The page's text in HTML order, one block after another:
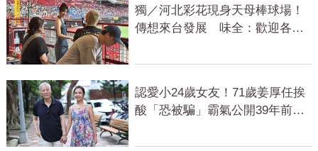
獨／河北彩花現身天母棒球場！
傳想來台發展 味全：歡迎各界
認愛小24歲女友！71歲姜厚任挨
酸「恐被騙」霸氣公開39年前鐵